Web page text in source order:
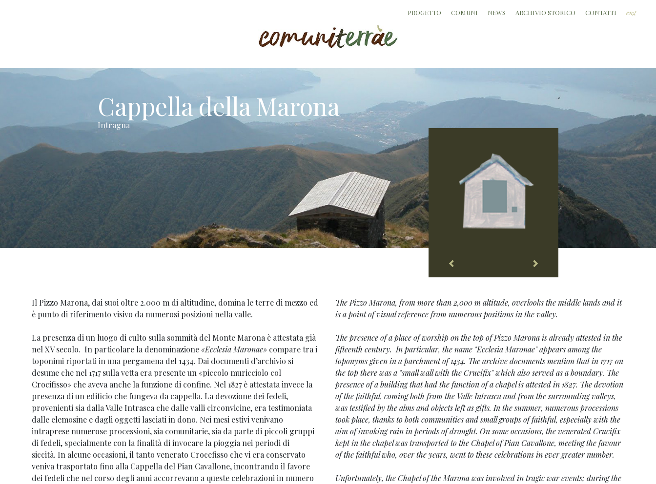
PROGETTO COMUNI NEWS ARCHIVIO STORICO CONTATTI eng
Cappella della Marona
Intragna
Il Pizzo Marona, dai suoi oltre 2.000 m di altitudine, domina le terre di mezzo ed
è punto di riferimento visivo da numerosi posizioni nella valle.
La presenza di un luogo di culto sulla sommità del Monte Marona è attestata già
nel XV secolo. In particolare la denominazione«Ecclesia Maronae» compare tra i
toponimi riportati in una pergamena del 1434. Dai documenti d’archivio si
desume che nel 1717 sulla vetta era presente un «piccolo muricciolo col
Crocifisso» che aveva anche la funzione di confine. Nel 1827 è attestata invece la
presenza di un edificio che fungeva da cappella. La devozione dei fedeli,
provenienti sia dalla Valle Intrasca che dalle valli circonvicine, era testimoniata
dalle elemosine e dagli oggetti lasciati in dono. Nei mesi estivi venivano
intraprese numerose processioni, sia comunitarie, sia da parte di piccoli gruppi
di fedeli, specialmente con la finalità di invocare la pioggia nei periodi di
siccità. In alcune occasioni, il tanto venerato Crocefisso che vi era conservato
veniva trasportato fino alla Cappella del Pian Cavallone, incontrando il favore
dei fedeli che nel corso degli anni accorrevano a queste celebrazioni in numero
The Pizzo Marona, from more than 2,000 m altitude, overlooks the middle lands and it
is a point of visual reference from numerous positions in the valley.
The presence of a place of worship on the top of Pizzo Marona is already attested in the
fifteenth century. In particular, the name "Ecclesia Maronae" appears among the
toponyms given in a parchment of 1434. The archive documents mention that in 1717 on
the top there was a "small wall with the Crucifix" which also served as a boundary. The
presence of a building that had the function of a chapel is attested in 1827. The devotion
of the faithful, coming both from the Valle Intrasca and from the surrounding valleys,
was testified by the alms and objects left as gifts. In the summer, numerous processions
took place, thanks to both communities and small groups of faithful, especially with the
aim of invoking rain in periods of drought. On some occasions, the venerated Crucifix
kept in the chapel was transported to the Chapel of Pian Cavallone, meeting the favour
of the faithful who, over the years, went to these celebrations in ever greater number.
Unfortunately, the Chapel of the Marona was involved in tragic war events; during the